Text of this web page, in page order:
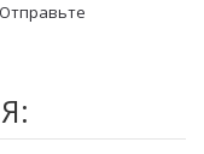
Отправьте